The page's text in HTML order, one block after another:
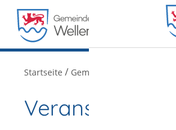
Startseite / Gemeindeportrait
Veranstaltungen